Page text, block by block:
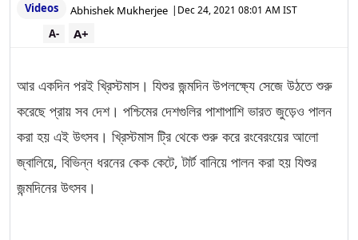
Videos Abhishek Mukherjee | Dec 24, 2021 08:01 AM IST
A+
A-
আর একদিন পরই খ্রিস্টমাস। যিশুর জন্মদিন উপলক্ষ্যে সেজে উঠতে শুরু
করেছে প্রায় সব দেশ। পশ্চিমের দেশগুলির পাশাপাশি ভারত জুড়েও পালন
করা হয় এই উৎসব। খ্রিস্টমাস ট্রি থেকে শুরু করে রংবেরংয়ের আলো
জ্বালিয়ে, বিভিন্ন ধরনের কেক কেটে, টার্ট বানিয়ে পালন করা হয় যিশুর
জন্মদিনের উৎসব।